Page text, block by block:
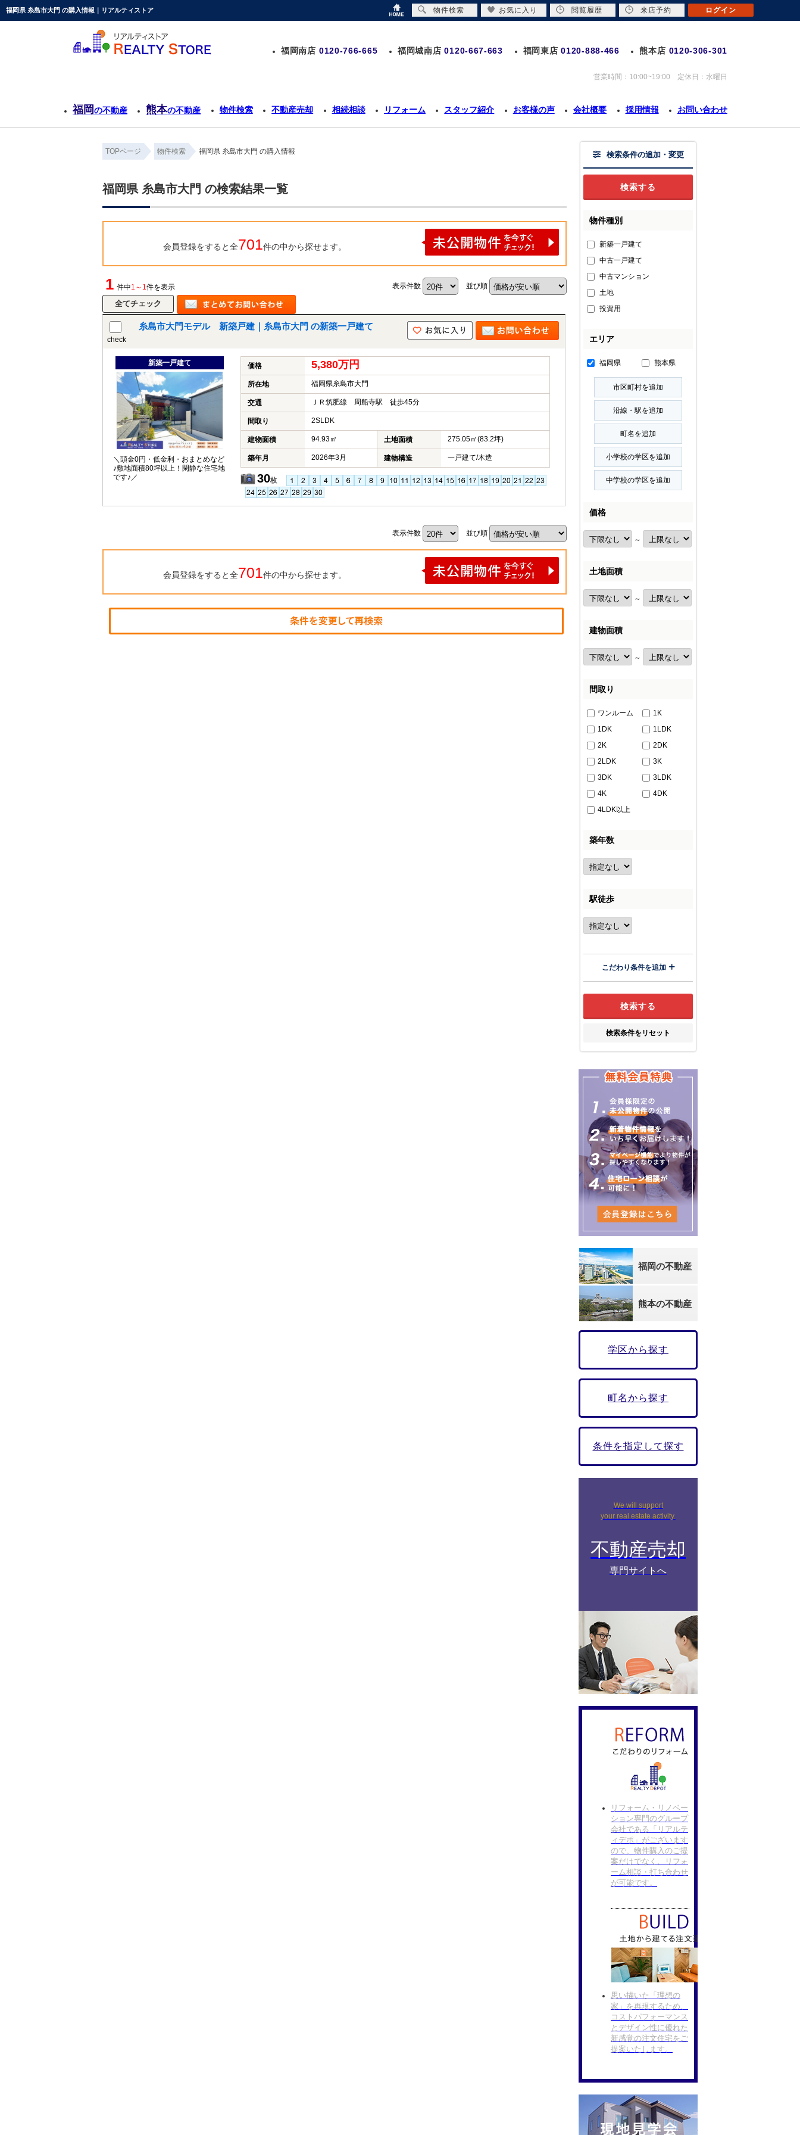
福岡県 糸島市大門 の購入情報｜リアルティストア
福岡南店 0120-766-665 福岡城南店 0120-667-663 福岡東店 0120-888-466 熊本店 0120-306-301
営業時間：10:00~19:00 定休日：水曜日
福岡の不動産 熊本の不動産 物件検索 不動産売却 相続相談 リフォーム スタッフ紹介 お客様の声 会社概要 採用情報 お問い合わせ
TOPページ 物件検索 福岡県 糸島市大門 の購入情報
福岡県 糸島市大門 の検索結果一覧
会員登録をすると全701件の中から探せます。
1 件中1～1件を表示 表示件数 並び順
check
糸島市大門モデル 新築戸建｜糸島市大門 の新築一戸建て
新築一戸建て
＼頭金0円・低金利・おまとめなど
♪敷地面積80坪以上！閑静な住宅地
です♪／
価格 5,380万円
所在地 福岡県糸島市大門
交通 ＪＲ筑肥線 周船寺駅 徒歩45分
間取り 2SLDK
建物面積 94.93㎡ 土地面積 275.05㎡(83.2坪)
築年月 2026年3月 建物構造 一戸建て/木造
30枚
表示件数 並び順
会員登録をすると全701件の中から探せます。
検索条件の追加・変更
物件種別
新築一戸建て
中古一戸建て
中古マンション
土地
投資用
エリア
福岡県 熊本県
価格
～
土地面積
～
建物面積
～
間取り
ワンルーム
1K
1DK
1LDK
2K
2DK
2LDK
3K
3DK
3LDK
4K
4DK
4LDK以上
築年数
駅徒歩
こだわり条件を追加
検索条件をリセット
福岡の不動産
熊本の不動産
学区から探す
町名から探す
条件を指定して探す
We will support
your real estate activity.
不動産売却
専門サイトへ
リフォーム・リノベー
ション専門のグループ
会社である「リアルテ
ィデポ」がございます
ので、物件購入のご提
案だけでなく、リフォ
ーム相談・打ち合わせ
が可能です。
思い描いた「理想の
家」を再現するため、
コストパフォーマンス
とデザイン性に優れた
新感覚の注文住宅をご
提案いたします。
物件検索 お気に入り 閲覧履歴 来店予約 ログイン